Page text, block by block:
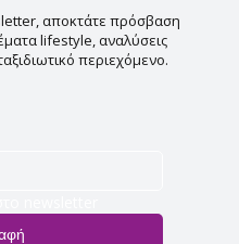
αποκτάτε πρόσβαση
lifestyle, αναλύσεις
περιεχόμενο.